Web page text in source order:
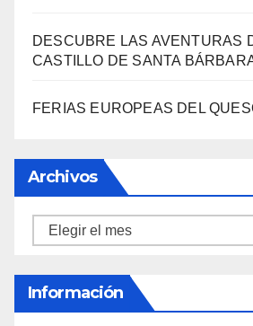
DESCUBRE LAS AVENTURAS
CASTILLO DE SANTA
FERIAS EUROPEAS DEL
Archivos
Archivos
Información